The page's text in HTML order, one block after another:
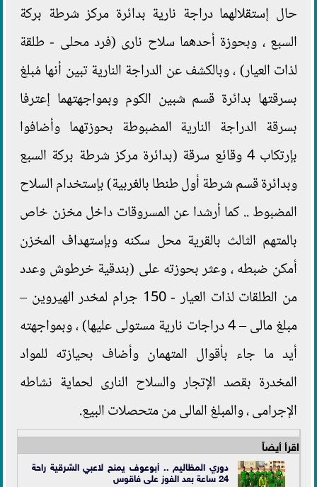
حال إستقلالهما دراجة نارية بدائرة مركز شرطة بركة
السبع ، وبحوزة أحدهما سلاح نارى (فرد محلى - طلقة
لذات العيار) ، وبالكشف عن الدراجة النارية تبين أنها مُبلغ
بسرقتها بدائرة قسم شبين الكوم وبمواجهتهما إعترفا
بسرقة الدراجة النارية المضبوطة بحوزتهما وأضافوا
بإرتكاب 4 وقائع سرقة (بدائرة مركز شرطة بركة السبع
وبدائرة قسم شرطة أول طنطا بالغربية) بإستخدام السلاح
المضبوط .. كما أرشدا عن المسروقات داخل مخزن خاص
بالمتهم الثالث بالقرية محل سكنه وبإستهداف المخزن
أمكن ضبطه ، وعثر بحوزته على (بندقية خرطوش وعدد
من الطلقات لذات العيار - 150 جرام لمخدر الهيروين –
مبلغ مالى – 4 دراجات نارية مستولى عليها) ، وبمواجهته
أيد ما جاء بأقوال المتهمان وأضاف بحيازته للمواد
المخدرة بقصد الإتجار والسلاح النارى لحماية نشاطه
الإجرامى ، والمبلغ المالى من متحصلات البيع.
اقرأ أيضاً
دوري المظاليم .. أبوعوف يمنح لاعبي الشرقية راحة
24 ساعة بعد الفوز على فاقوس